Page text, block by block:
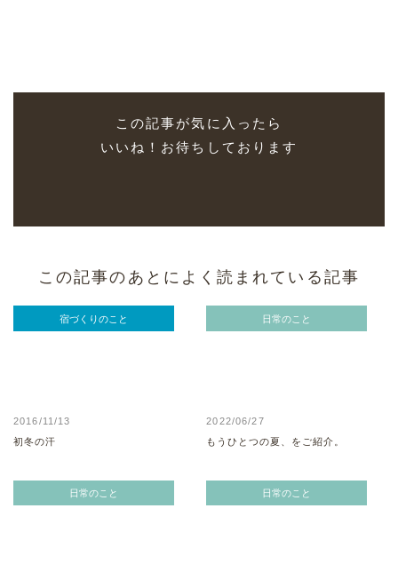
この記事が気に入ったら
いいね！お待ちしております
この記事のあとによく読まれている記事
宿づくりのこと
2016/11/13
初冬の汗
日常のこと
2022/06/27
もうひとつの夏、をご紹介。
日常のこと 日常のこと